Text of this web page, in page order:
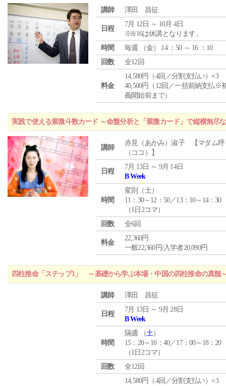
講師 澤田 昌征
日程
7月 12日 ～ 10月 4日
※8/16は休講となります。
時間
毎週 （金） 14 ：50 ～ 16 ：10
回数
全12回
料金
14,580円（4回／分割支払い）×3
40,500円（12回／一括前納支払※
義開始前まで）
実践で使える紫微斗数カード ～命盤分析と「紫微カード」で縦横無尽
講師
赤見（あかみ）淑子 【マダム呼
（ココ）】
日程
7月 13日 ～ 9月 14日
B Week
時間
変則（土）
11：30～12：50／13：10～14：30
（1日2コマ）
回数
全6回
料金
22,360円
一般22,360円/入学者20,090円
四柱推命「ステップ1」 ～基礎から学ぶ本場・中国の四柱推命の真髄
講師 澤田 昌征
日程
7月 13日 ～ 9月 28日
B Week
時間
隔週 （土）
15：20～16：40／17：00～18：20
（1日2コマ）
回数
全12回
14,580円（4回／分割支払い）×3